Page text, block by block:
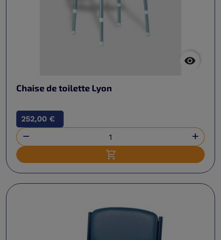

Chaise de toilette Lyon
252,00 €
 
Ajouter au panier